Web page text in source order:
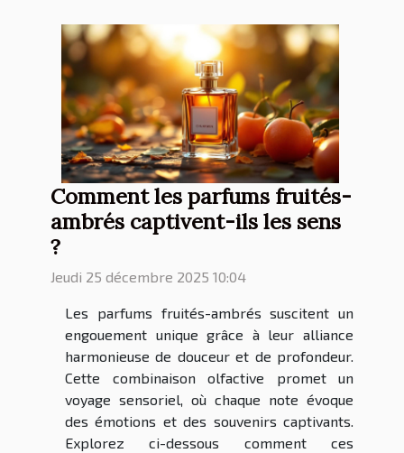
Comment les parfums fruités-
ambrés captivent-ils les sens
?
Jeudi 25 décembre 2025 10:04
Les parfums fruités-ambrés suscitent un
engouement unique grâce à leur alliance
harmonieuse de douceur et de profondeur.
Cette combinaison olfactive promet un
voyage sensoriel, où chaque note évoque
des émotions et des souvenirs captivants.
Explorez ci-dessous comment ces